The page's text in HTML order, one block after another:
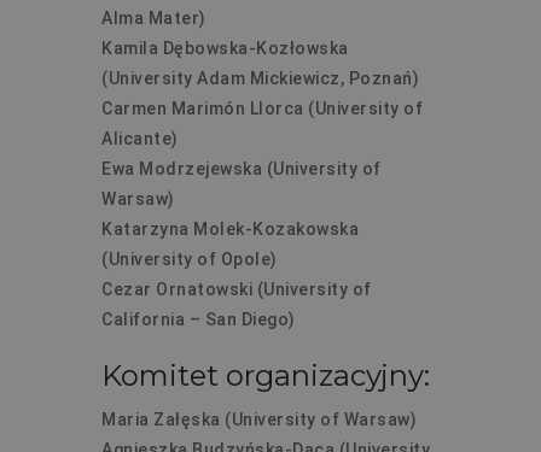
Alma Mater)
Kamila Dębowska-Kozłowska
(University Adam Mickiewicz, Poznań)
Carmen Marimón Llorca (University of
Alicante)
Ewa Modrzejewska (University of
Warsaw)
Katarzyna Molek-Kozakowska
(University of Opole)
Cezar Ornatowski (University of
California – San Diego)
Komitet organizacyjny:
Maria Załęska (University of Warsaw)